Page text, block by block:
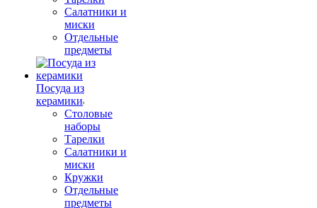
Салатники и
миски
Отдельные
предметы
Посуда из
керамики
Столовые
наборы
Тарелки
Салатники и
миски
Кружки
Отдельные
предметы